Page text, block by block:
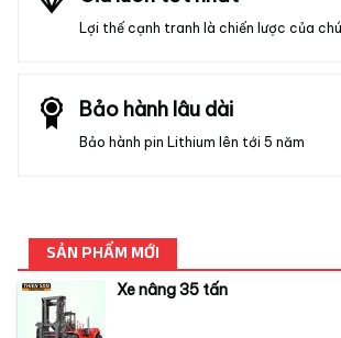
Lợi thế cạnh tranh là chiến lược của
Bảo hành lâu dài
Bảo hành pin Lithium lên tới 5 năm
SẢN PHẨM MỚI
Xe nâng 35 tấn